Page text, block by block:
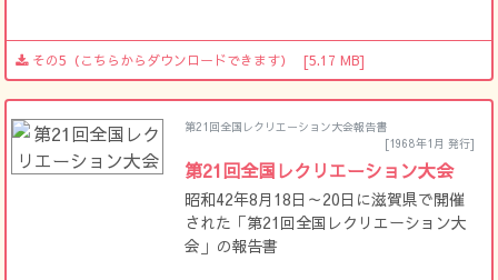
その5（こちらからダウンロードできます） [5.17 MB]
第21回全国レクリエーション大会報告書
[1968年1月 発行]
第21回全国レクリエーション大会
昭和42年8月18日～20日に滋賀県で開催
された「第21回全国レクリエーション大
会」の報告書